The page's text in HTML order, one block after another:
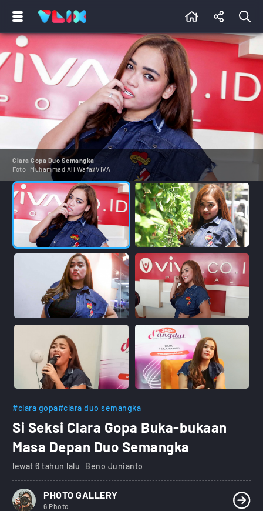
Clara Gopa Duo Semangka
Foto: Muhammad Ali Wafa/VIVA
#clara gopa#clara duo semangka
Si Seksi Clara Gopa Buka-bukaan
Masa Depan Duo Semangka
lewat 6 tahun lalu Beno Junianto
PHOTO GALLERY
6 Photo